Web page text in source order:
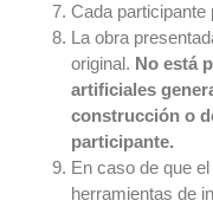
Cada participante
La obra
original. No está
artificiales
construcción o
participante.
En caso de que
herramientas de